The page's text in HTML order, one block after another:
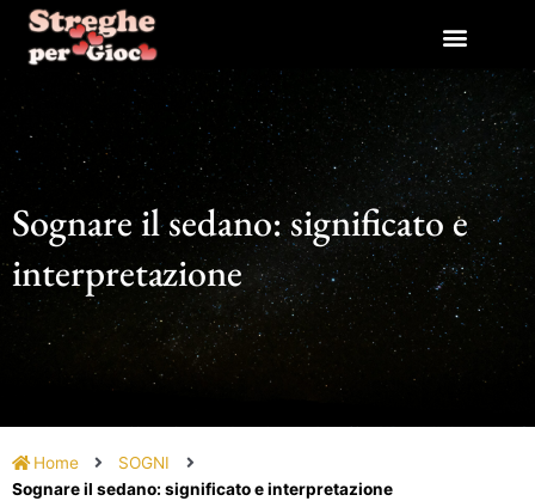
contenuto
Sognare il sedano: significato e
interpretazione
Home
SOGNI
Sognare il sedano: significato e interpretazione